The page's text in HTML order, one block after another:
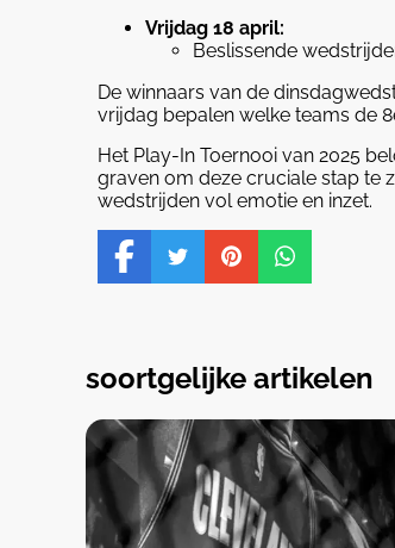
Vrijdag 18 april:
Beslissende
De winnaars van de
vrijdag bepalen welke teams de
Het Play-In Toernooi van 2025
graven om deze cruciale stap te
wedstrijden vol emotie en inzet.
soortgelijke artikelen